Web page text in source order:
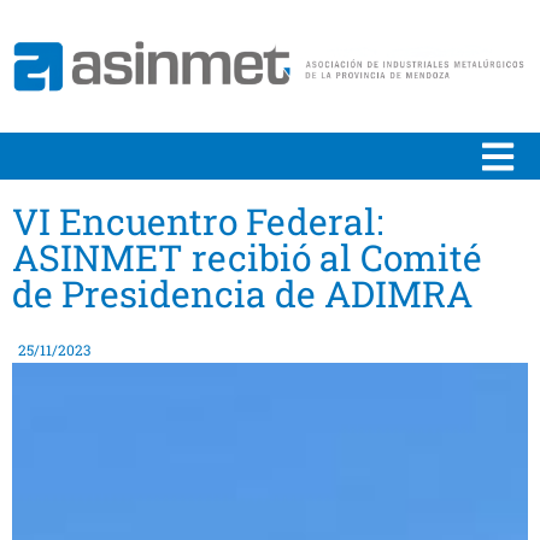
VI Encuentro Federal:
ASINMET recibió al Comité
de Presidencia de ADIMRA
25/11/2023